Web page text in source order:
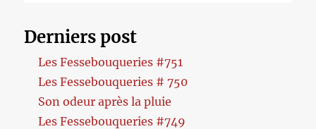
Derniers post
Les Fessebouqueries #751
Les Fessebouqueries # 750
Son odeur après la pluie
Les Fessebouqueries #749